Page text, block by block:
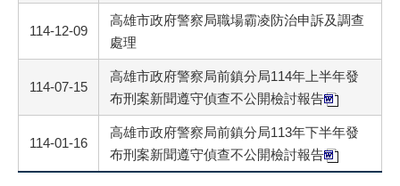
114-12-09
高雄市政府警察局職場霸凌防治申訴及調查
處理
114-07-15
高雄市政府警察局前鎮分局114年上半年發
布刑案新聞遵守偵查不公開檢討報告
114-01-16
高雄市政府警察局前鎮分局113年下半年發
布刑案新聞遵守偵查不公開檢討報告